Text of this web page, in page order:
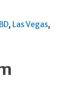
, Las Vegas,